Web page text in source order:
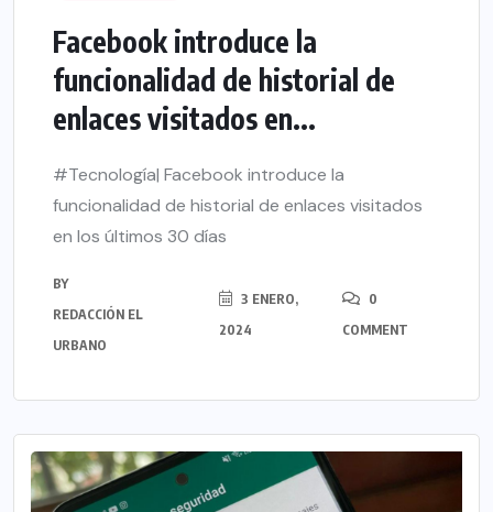
Facebook introduce la
funcionalidad de historial de
enlaces visitados en...
#Tecnología| Facebook introduce la
funcionalidad de historial de enlaces visitados
en los últimos 30 días
BY
REDACCIÓN EL
URBANO
3 ENERO,
2024
0
COMMENT